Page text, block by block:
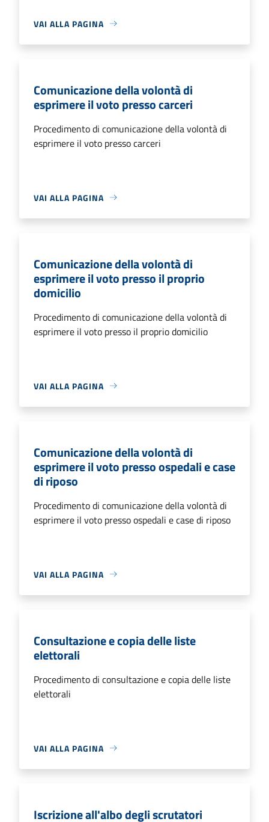
VAI ALLA PAGINA
Comunicazione della volontà di
esprimere il voto presso carceri
Procedimento di comunicazione della volontà di
esprimere il voto presso carceri
VAI ALLA PAGINA
Comunicazione della volontà di
esprimere il voto presso il proprio
domicilio
Procedimento di comunicazione della volontà di
esprimere il voto presso il proprio domicilio
VAI ALLA PAGINA
Comunicazione della volontà di
esprimere il voto presso ospedali e case
di riposo
Procedimento di comunicazione della volontà di
esprimere il voto presso ospedali e case di riposo
VAI ALLA PAGINA
Consultazione e copia delle liste
elettorali
Procedimento di consultazione e copia delle liste
elettorali
VAI ALLA PAGINA
Iscrizione all'albo degli scrutatori